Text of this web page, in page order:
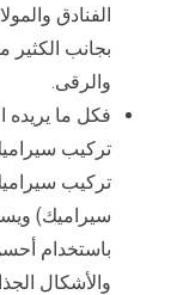
الفنادق
بجانب
والرقى.
فكل ما
تركيب
تركيب
سيراميك)
باستخدام
والأشكال